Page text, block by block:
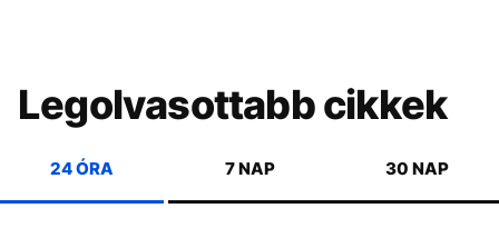
Legolvasottabb cikkek
24 ÓRA 7 NAP 30 NAP